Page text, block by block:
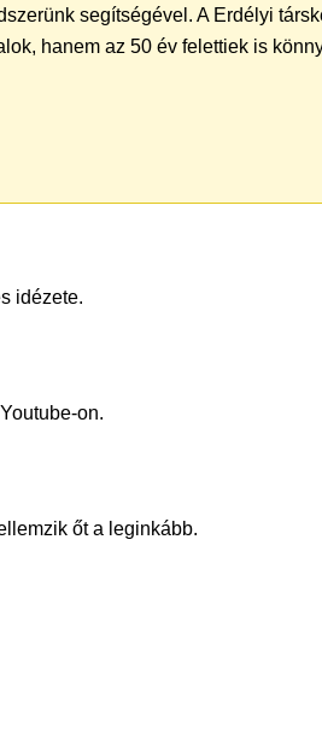
segítségével. A Erdélyi
hanem az 50 év felettiek is
idézete.
on.
őt a leginkább.